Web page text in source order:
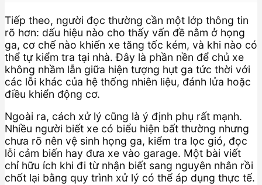
Tiếp theo, người đọc thường cần một lớp thông tin
rõ hơn: dấu hiệu nào cho thấy vấn đề nằm ở họng
ga, cơ chế nào khiến xe tăng tốc kém, và khi nào có
thể tự kiểm tra tại nhà. Đây là phần nền để chủ xe
không nhầm lẫn giữa hiện tượng hụt ga tức thời với
các lỗi khác của hệ thống nhiên liệu, đánh lửa hoặc
điều khiển động cơ.
Ngoài ra, cách xử lý cũng là ý định phụ rất mạnh.
Nhiều người biết xe có biểu hiện bất thường nhưng
chưa rõ nên vệ sinh họng ga, kiểm tra lọc gió, đọc
lỗi cảm biến hay đưa xe vào garage. Một bài viết
chỉ hữu ích khi đi từ nhận biết sang nguyên nhân rồi
chốt lại bằng quy trình xử lý có thể áp dụng thực tế.